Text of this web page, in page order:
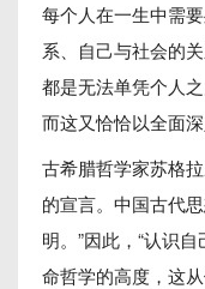
每个人在一生中需
系、自己与社会的
都是无法单凭个人
而这又恰恰以全面
古希腊哲学家苏格
的宣言。中国古代
明。”因此，“认识
命哲学的高度，这